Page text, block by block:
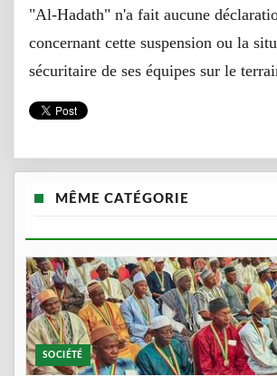
"Al-Hadath" n'a fait aucune
concernant cette suspension ou la
sécuritaire de ses équipes sur le
MÊME CATÉGORIE
SOCIÉTÉ